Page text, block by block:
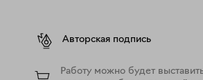
Авторская подпись
Работу можно будет